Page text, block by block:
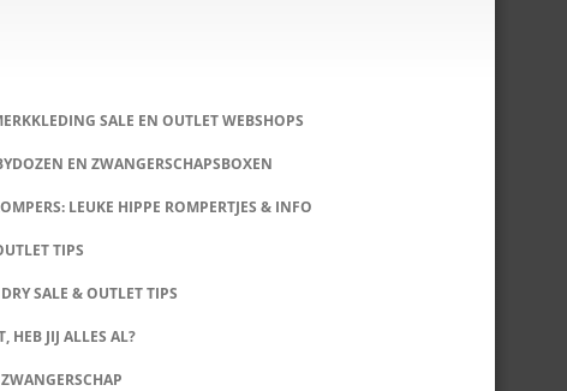
SALE EN OUTLET WEBSHOPS
EN ZWANGERSCHAPSBOXEN
LEUKE HIPPE ROMPERTJES & INFO
TIPS
SALE & OUTLET TIPS
HEB JIJ ALLES AL?